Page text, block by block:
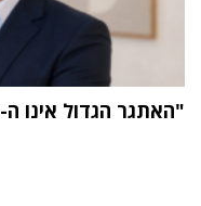
"האתגר הגדול אינו ה-AI אלא הטמעתה בארגון"